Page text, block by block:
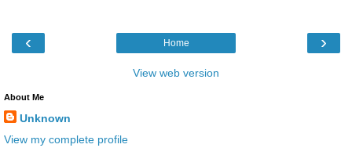
‹ ›
Home
View web version
About Me
Unknown
View my complete profile